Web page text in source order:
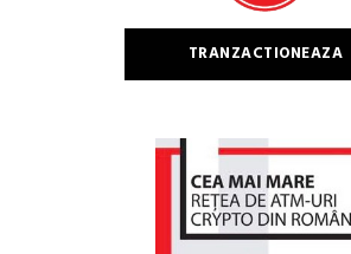
TRANZACTIONEAZA